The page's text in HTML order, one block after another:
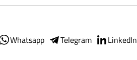
Whatsapp Telegram LinkedIn